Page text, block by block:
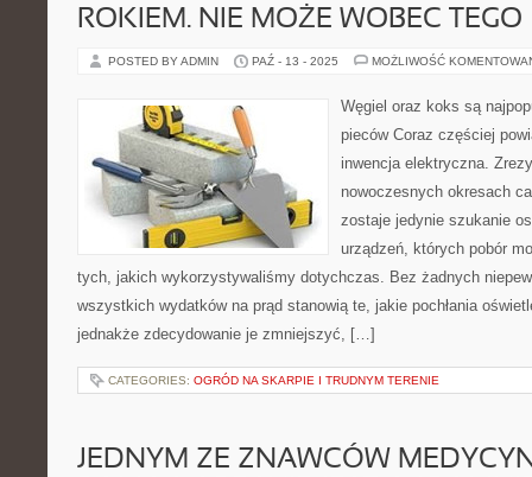
ROKIEM. NIE MOŻE WOBEC TEGO
POSTED BY ADMIN PAŹ - 13 - 2025 MOŻLIWOŚĆ
Węgiel oraz koks są
pieców Coraz częściej
inwencja elektryczna.
nowoczesnych okresach
zostaje jedynie szukanie
urządzeń, których pobór
tych, jakich wykorzystywaliśmy dotychczas. Bez żadnych
wszystkich wydatków na prąd stanowią te, jakie pochłania
jednakże zdecydowanie je zmniejszyć, […]
CATEGORIES: OGRÓD NA SKARPIE I TRUDNYM TERENIE
JEDNYM ZE ZNAWCÓW